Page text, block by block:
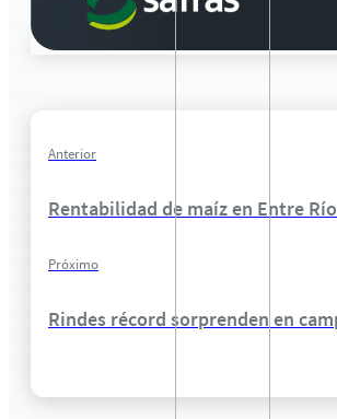
Anterior
Rentabilidad de maíz en Entre
Próximo
Rindes récord sorprenden en